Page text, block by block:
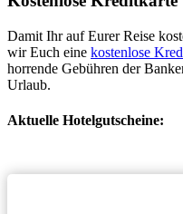
Damit Ihr auf Eurer Reise
wir Euch eine kostenlose
horrende Gebühren der
Urlaub.
Aktuelle Hotelgutscheine: